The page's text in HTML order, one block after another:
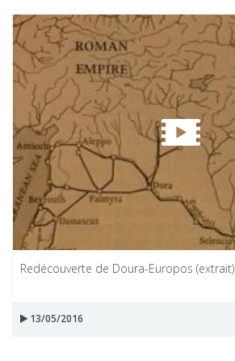
Redécouverte de Doura-Europos (extrait)
13/05/2016